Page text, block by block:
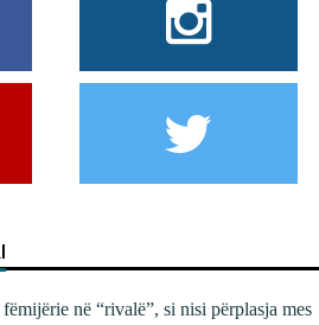
në “rivalë”, si nisi përplasja mes